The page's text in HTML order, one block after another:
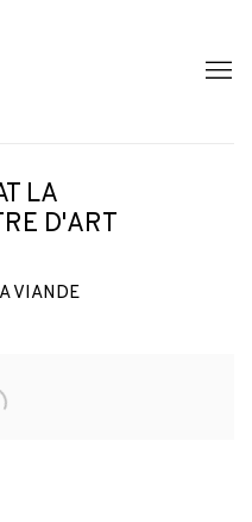
LA
D'ART
VIANDE